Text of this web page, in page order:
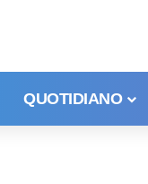
QUOTIDIANO